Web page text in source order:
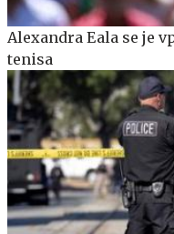
Alexandra Eala se je
tenisa